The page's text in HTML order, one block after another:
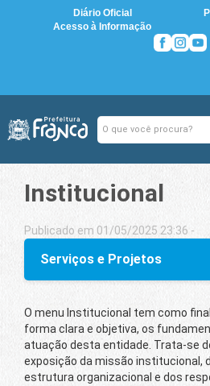
Diário Oficial
Acesso à Informação
Institucional
Publicado em 01/05/2025 23:36 -
Serviços e Projetos
O menu Institucional tem como
forma clara e objetiva, os
atuação desta entidade. Trata-se
exposição da missão institucional,
estrutura organizacional e dos